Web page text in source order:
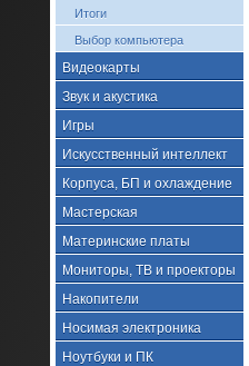
Итоги
Выбор компьютера
Видеокарты
Звук и акустика
Игры
Искусственный интеллект
Корпуса, БП и охлаждение
Мастерская
Материнские платы
Мониторы, ТВ и проекторы
Накопители
Носимая электроника
Ноутбуки и ПК